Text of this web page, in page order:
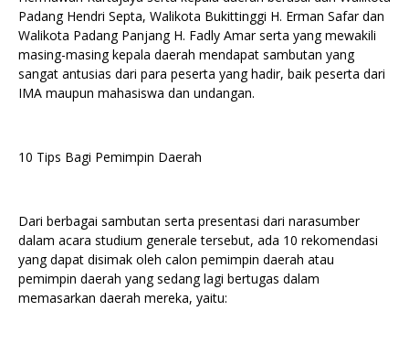
Padang Hendri Septa, Walikota Bukittinggi H. Erman Safar dan
Walikota Padang Panjang H. Fadly Amar serta yang mewakili
masing-masing kepala daerah mendapat sambutan yang
sangat antusias dari para peserta yang hadir, baik peserta dari
IMA maupun mahasiswa dan undangan.
10 Tips Bagi Pemimpin Daerah
Dari berbagai sambutan serta presentasi dari narasumber
dalam acara studium generale tersebut, ada 10 rekomendasi
yang dapat disimak oleh calon pemimpin daerah atau
pemimpin daerah yang sedang lagi bertugas dalam
memasarkan daerah mereka, yaitu: